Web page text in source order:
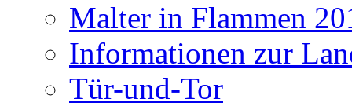
Malter in Flammen
Informationen zur
Tür-und-Tor